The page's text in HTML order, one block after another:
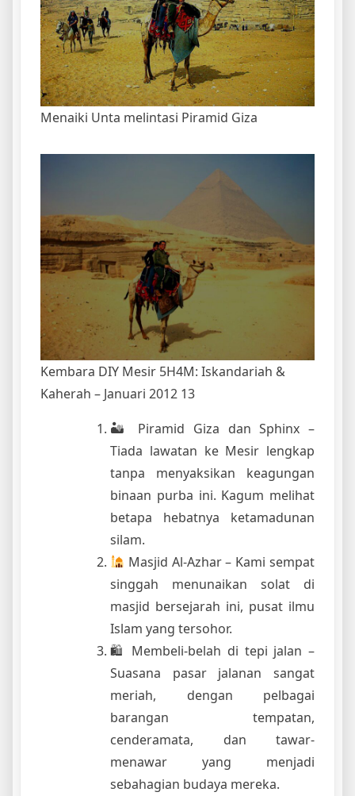
Menaiki Unta melintasi Piramid Giza
Kembara DIY Mesir 5H4M: Iskandariah &
Kaherah – Januari 2012 13
🏜 Piramid Giza dan Sphinx –
Tiada lawatan ke Mesir lengkap
tanpa menyaksikan keagungan
binaan purba ini. Kagum melihat
betapa hebatnya ketamadunan
silam.
Masjid Al-Azhar – Kami sempat
singgah menunaikan solat di
masjid bersejarah ini, pusat ilmu
Islam yang tersohor.
🛍 Membeli-belah di tepi jalan –
Suasana pasar jalanan sangat
meriah, dengan pelbagai
barangan tempatan,
cenderamata, dan tawar-
menawar yang menjadi
sebahagian budaya mereka.